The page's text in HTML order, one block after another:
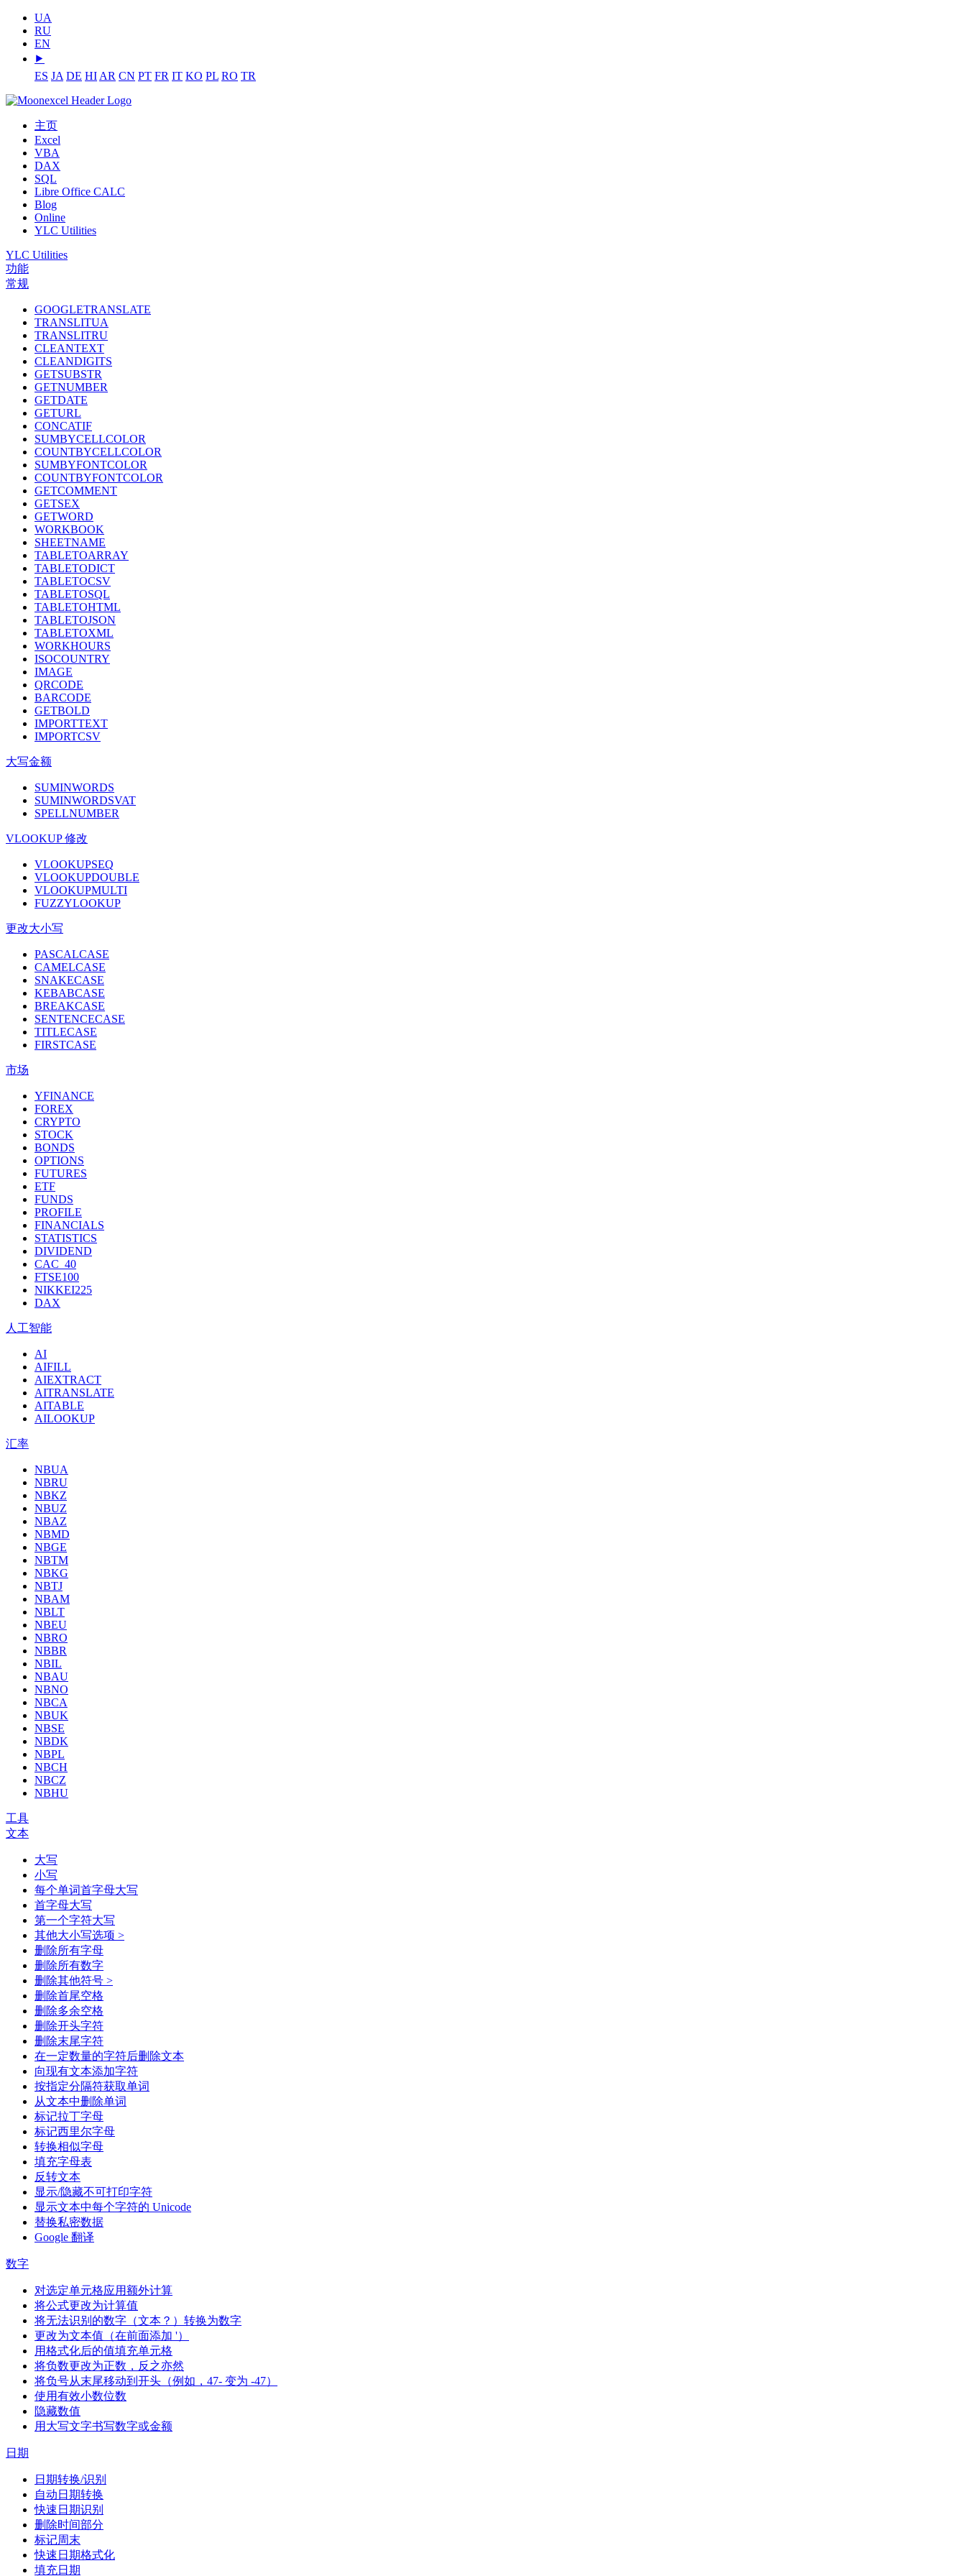
UA
RU
EN
⯈
ES JA DE HI AR CN PT FR IT KO PL RO TR
主页
Excel
VBA
DAX
SQL
Libre Office CALC
Blog
Online
YLC Utilities
YLC Utilities
功能
常规
GOOGLETRANSLATE
TRANSLITUA
TRANSLITRU
CLEANTEXT
CLEANDIGITS
GETSUBSTR
GETNUMBER
GETDATE
GETURL
CONCATIF
SUMBYCELLCOLOR
COUNTBYCELLCOLOR
SUMBYFONTCOLOR
COUNTBYFONTCOLOR
GETCOMMENT
GETSEX
GETWORD
WORKBOOK
SHEETNAME
TABLETOARRAY
TABLETODICT
TABLETOCSV
TABLETOSQL
TABLETOHTML
TABLETOJSON
TABLETOXML
WORKHOURS
ISOCOUNTRY
IMAGE
QRCODE
BARCODE
GETBOLD
IMPORTTEXT
IMPORTCSV
大写金额
SUMINWORDS
SUMINWORDSVAT
SPELLNUMBER
VLOOKUP 修改
VLOOKUPSEQ
VLOOKUPDOUBLE
VLOOKUPMULTI
FUZZYLOOKUP
更改大小写
PASCALCASE
CAMELCASE
SNAKECASE
KEBABCASE
BREAKCASE
SENTENCECASE
TITLECASE
FIRSTCASE
市场
YFINANCE
FOREX
CRYPTO
STOCK
BONDS
OPTIONS
FUTURES
ETF
FUNDS
PROFILE
FINANCIALS
STATISTICS
DIVIDEND
CAC_40
FTSE100
NIKKEI225
DAX
人工智能
AI
AIFILL
AIEXTRACT
AITRANSLATE
AITABLE
AILOOKUP
汇率
NBUA
NBRU
NBKZ
NBUZ
NBAZ
NBMD
NBGE
NBTM
NBKG
NBTJ
NBAM
NBLT
NBEU
NBRO
NBBR
NBIL
NBAU
NBNO
NBCA
NBUK
NBSE
NBDK
NBPL
NBCH
NBCZ
NBHU
工具
文本
大写
小写
每个单词首字母大写
首字母大写
第一个字符大写
其他大小写选项 >
删除所有字母
删除所有数字
删除其他符号 >
删除首尾空格
删除多余空格
删除开头字符
删除末尾字符
在一定数量的字符后删除文本
向现有文本添加字符
按指定分隔符获取单词
从文本中删除单词
标记拉丁字母
标记西里尔字母
转换相似字母
填充字母表
反转文本
显示/隐藏不可打印字符
显示文本中每个字符的 Unicode
替换私密数据
Google 翻译
数字
对选定单元格应用额外计算
将公式更改为计算值
将无法识别的数字（文本？）转换为数字
更改为文本值（在前面添加 '）
用格式化后的值填充单元格
将负数更改为正数，反之亦然
将负号从末尾移动到开头（例如，47- 变为 -47）
使用有效小数位数
隐藏数值
用大写文字书写数字或金额
日期
日期转换/识别
自动日期转换
快速日期识别
删除时间部分
标记周末
快速日期格式化
填充日期